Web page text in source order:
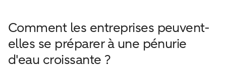
Comment les entreprises peuvent-
elles se préparer à une pénurie
d'eau croissante ?